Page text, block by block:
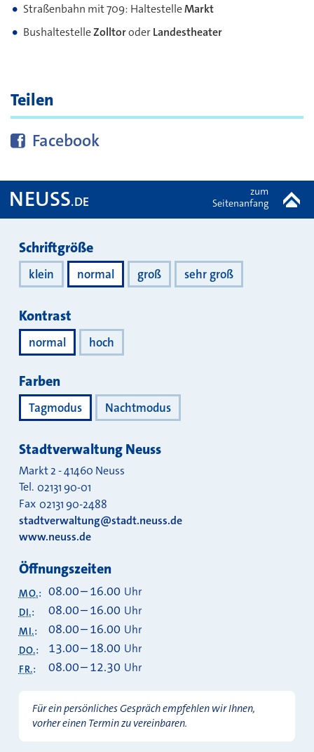
Straßenbahn mit 709: HaltestelleMarkt
BushaltestelleZolltoroderLandestheater
Teilen
Diese Seite bei
Facebook
NEUSS.DE
zum
Seitenanfang
Darstellung
Schriftgröße
klein normal groß sehr groß
Kontrast
normal hoch
Farben
Tagmodus Nachtmodus
Stadtverwaltung Neuss
Markt 2-41460 Neuss
Tel. 02131 90-01
Fax 02131 90-2488
stadtverwaltung@stadt.neuss.de
www.neuss.de
Öffnungszeiten
MO.: 08.00–16.00 Uhr
DI.: 08.00–16.00 Uhr
MI.: 08.00–16.00 Uhr
DO.: 13.00–18.00 Uhr
FR.: 08.00–12.30 Uhr
Für ein persönliches Gespräch empfehlen wir Ihnen,
vorher einen Termin zu vereinbaren.